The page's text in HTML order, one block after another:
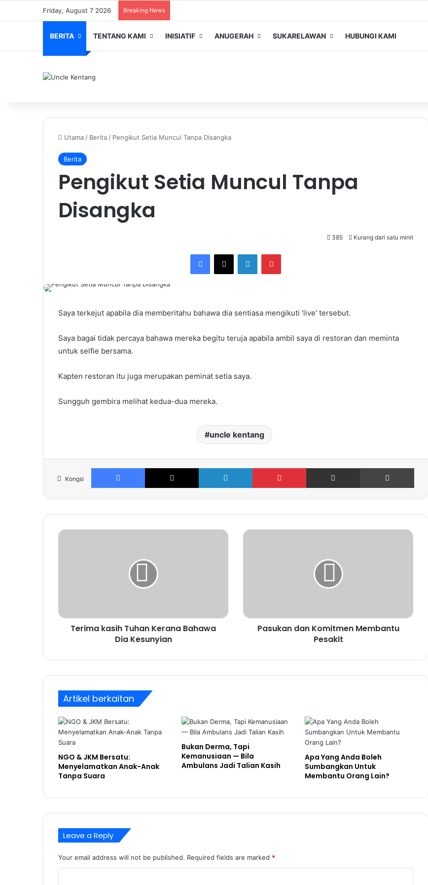
Friday, August 7 2026 Breaking News
BERITA TENTANG KAMI INISIATIF ANUGERAH SUKARELAWAN HUBUNGI KAMI
Utama / Berita / Pengikut Setia Muncul Tanpa Disangka
Berita
Pengikut Setia Muncul Tanpa
Disangka
385 Kurang dari satu minit
Facebook
X LinkedInPinterest
Saya terkejut apabila dia memberitahu bahawa dia sentiasa mengikuti ‘live’ tersebut.
Saya bagai tidak percaya bahawa mereka begitu teruja apabila ambil saya di restoran dan meminta
untuk selfie bersama.
Kapten restoran itu juga merupakan peminat setia saya.
Sungguh gembira melihat kedua-dua mereka.
uncle kentang
Kongsi
Facebook X LinkedIn Pinterest Share via Email Cetak
Terima kasih Tuhan Kerana Bahawa
Dia Kesunyian
Pasukan dan Komitmen Membantu
Pesakit
Artikel berkaitan
NGO & JKM Bersatu:
Menyelamatkan Anak-Anak
Tanpa Suara
Bukan Derma, Tapi
Kemanusiaan — Bila
Ambulans Jadi Talian Kasih
Apa Yang Anda Boleh
Sumbangkan Untuk
Membantu Orang Lain?
Leave a Reply
Your email address will not be published. Required fields are marked *